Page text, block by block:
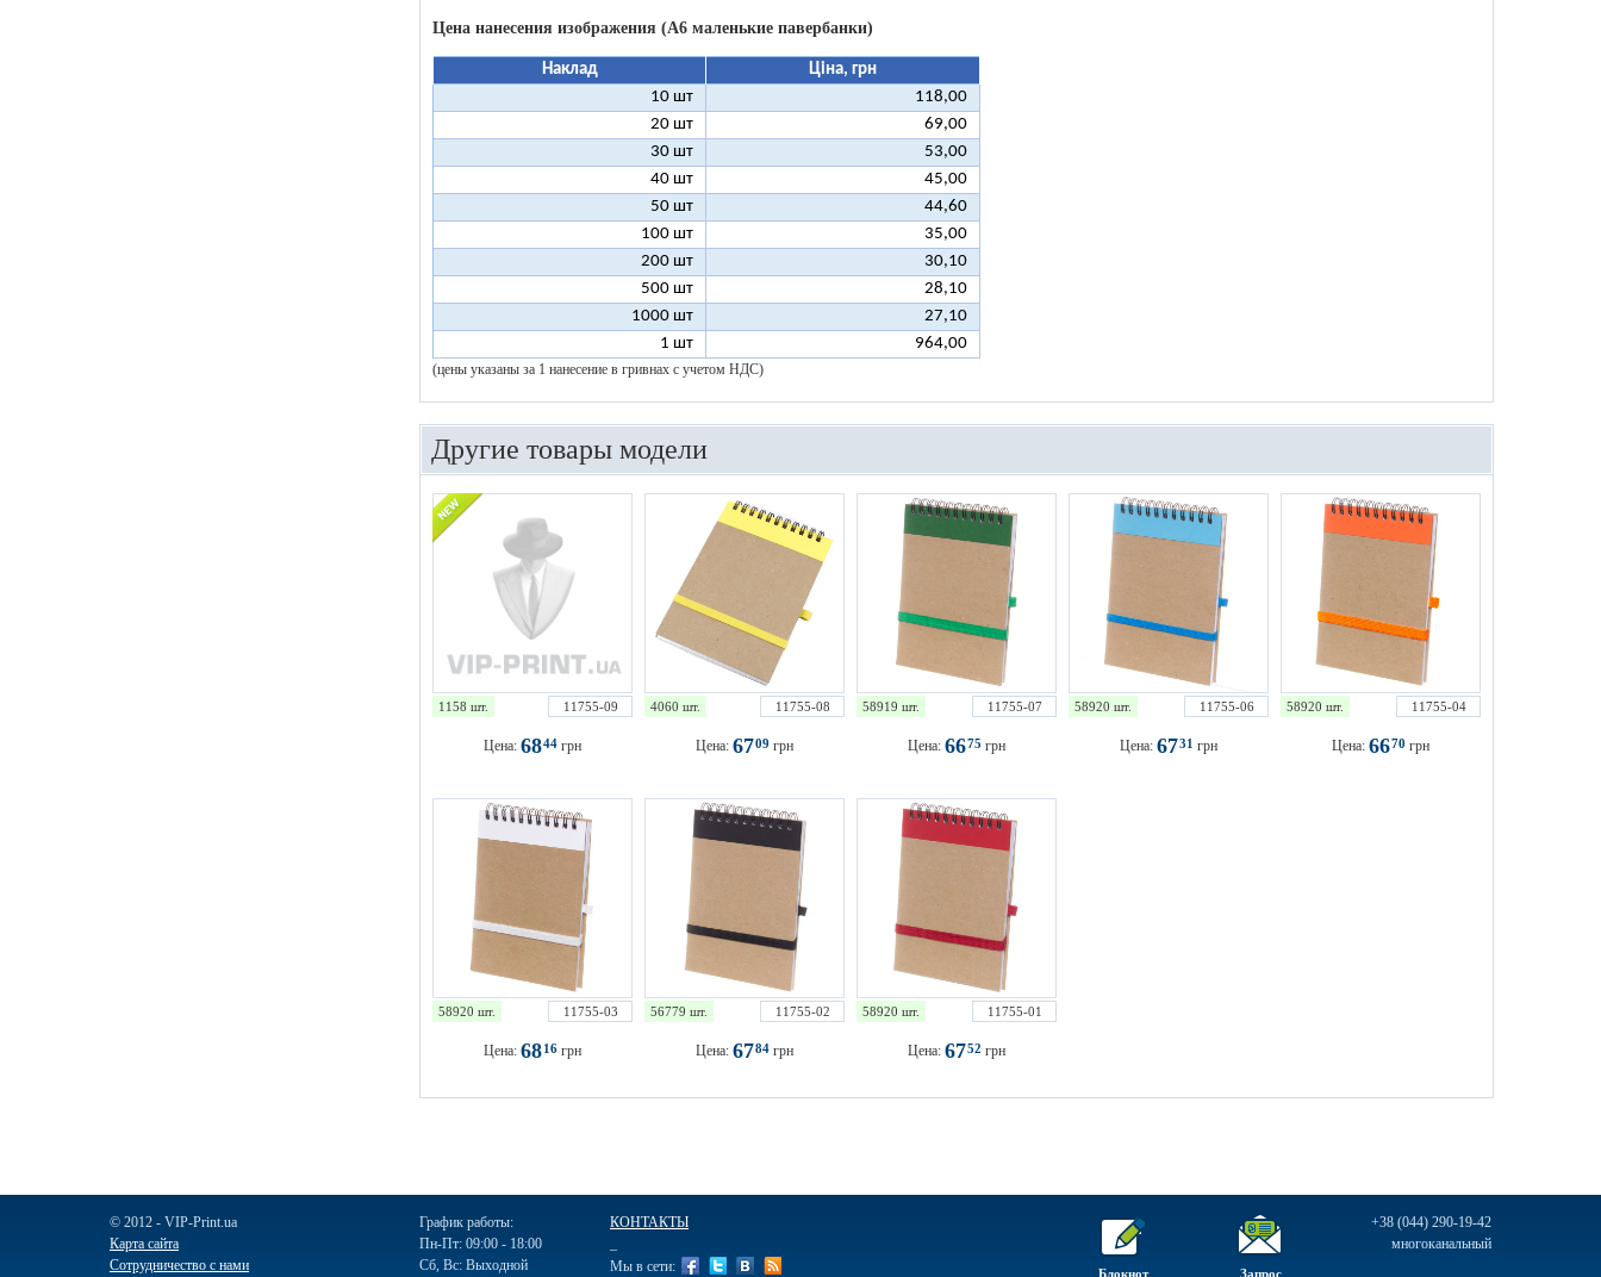
Цена нанесения изображения (А6 маленькие павербанки)
Наклад
Ціна, грн
10 шт
118,00
20 шт
69,00
30 шт
53,00
40 шт
45,00
50 шт
44,60
100 шт
35,00
200 шт
30,10
500 шт
28,10
1000 шт
27,10
1 шт
964,00
(цены указаны за 1 нанесение в гривнах с учетом НДС)
Другие товары модели
1158 шт. 11755-09
Цена: 6844 грн
4060 шт. 11755-08
Цена: 6709 грн
58919 шт. 11755-07
Цена: 6675 грн
58920 шт. 11755-06
Цена: 6731 грн
58920 шт. 11755-04
Цена: 6670 грн
58920 шт. 11755-03
Цена: 6816 грн
56779 шт. 11755-02
Цена: 6784 грн
58920 шт. 11755-01
Цена: 6752 грн
+38 (044) 290-19-42
многоканальный
Запрос
Блокнот
© 2012 - VIP-Print.ua
Карта сайта
Сотрудничество с нами
График работы:
Пн-Пт: 09:00 - 18:00
Сб, Вс: Выходной
КОНТАКТЫ
Мы в сети: